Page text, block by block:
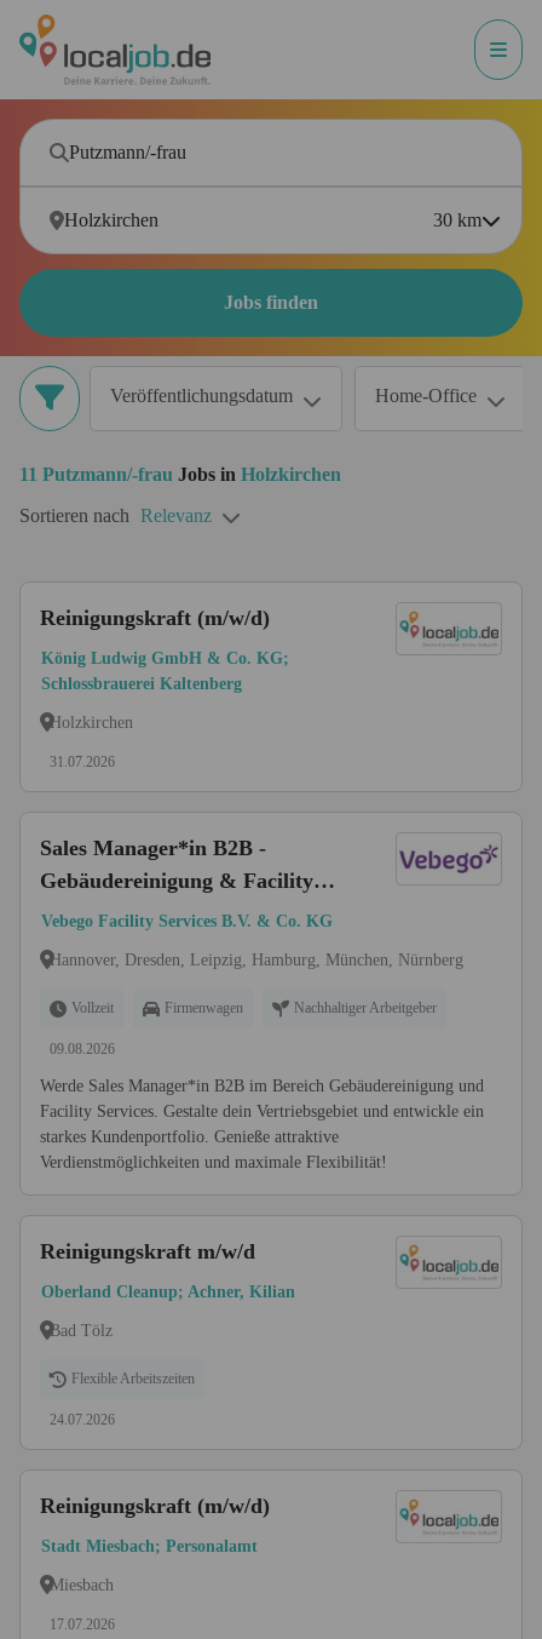
30 km
Jobs finden
Veröffentlichungsdatum Home-Office
11 Putzmann/-frau Jobs in Holzkirchen
Sortieren nach Relevanz
Reinigungskraft (m/w/d)
König Ludwig GmbH & Co. KG;
Schlossbrauerei Kaltenberg
Holzkirchen
31.07.2026
Sales Manager*in B2B -
Gebäudereinigung & Facility
Services
Vebego Facility Services B.V. & Co. KG
Hannover, Dresden, Leipzig, Hamburg, München, Nürnberg
Vollzeit Firmenwagen Nachhaltiger Arbeitgeber
09.08.2026
Werde Sales Manager*in B2B im Bereich Gebäudereinigung und
Facility Services. Gestalte dein Vertriebsgebiet und entwickle ein
starkes Kundenportfolio. Genieße attraktive
Verdienstmöglichkeiten und maximale Flexibilität!
Reinigungskraft m/w/d
Oberland Cleanup; Achner, Kilian
Bad Tölz
Flexible Arbeitszeiten
24.07.2026
Reinigungskraft (m/w/d)
Stadt Miesbach; Personalamt
Miesbach
17.07.2026